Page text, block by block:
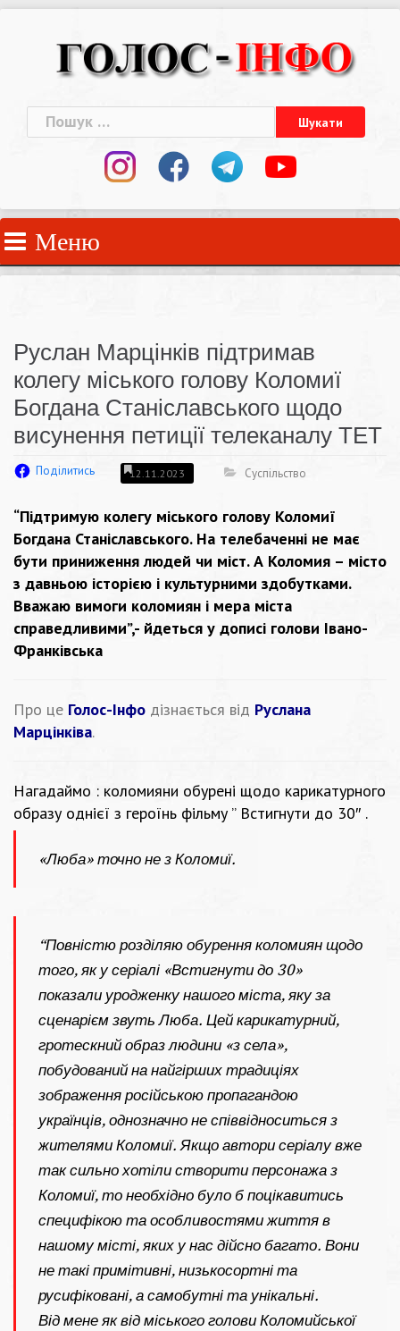
Пошук:
Меню
Руслан Марцінків підтримав
колегу міського голову Коломиї
Богдана Станіславського щодо
висунення петиції телеканалу ТЕТ
Поділитись 12.11.2023 Суспільство
“Підтримую колегу міського голову Коломиї
Богдана Станіславського. На телебаченні не має
бути приниження людей чи міст. А Коломия – місто
з давньою історією і культурними здобутками.
Вважаю вимоги коломиян і мера міста
справедливими”,- йдеться у дописі голови Івано-
Франківська
Про це Голос-Інфо дізнається від Руслана
Марцінківа.
Нагадаймо : коломияни обурені щодо карикатурного
образу однієї з героїнь фільму ” Встигнути до 30″ .
«Люба» точно не з Коломиї.
“Повністю розділяю обурення коломиян щодо
того, як у серіалі «Встигнути до 30»
показали уродженку нашого міста, яку за
сценарієм звуть Люба. Цей карикатурний,
гротескний образ людини «з села»,
побудований на найгірших традиціях
зображення російською пропагандою
українців, однозначно не співвідноситься з
жителями Коломиї. Якщо автори серіалу вже
так сильно хотіли створити персонажа з
Коломиї, то необхідно було б поцікавитись
специфікою та особливостями життя в
нашому місті, яких у нас дійсно багато. Вони
не такі примітивні, низькосортні та
русифіковані, а самобутні та унікальні.
Від мене як від міського голови Коломийської